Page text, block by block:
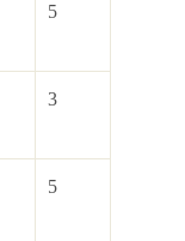
5
3
5